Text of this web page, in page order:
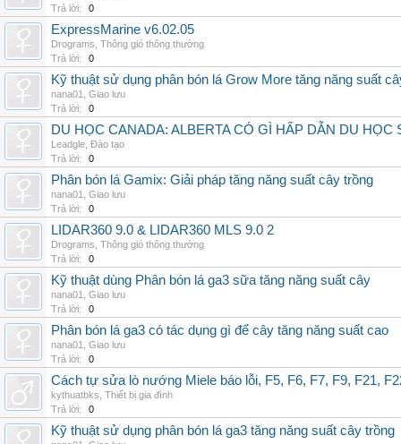
Trả lời:
0
ExpressMarine v6.02.05
Drograms Thông gió thông thường
Trả lời:
0
Kỹ thuật sử dụng phân bón lá Grow More tăng năng suất
nana01
Giao lưu
Trả lời:
0
DU HỌC CANADA: ALBERTA CÓ GÌ HẤP DẪN DU HỌC
Leadgle Đào tạo
Trả lời:
0
Phân bón lá Gamix: Giải pháp tăng năng suất cây trồng
nana01
Giao lưu
Trả lời:
0
LIDAR360 9.0 & LIDAR360 MLS 9.0 2
Drograms Thông gió thông thường
Trả lời:
0
Kỹ thuật dùng Phân bón lá ga3 sữa tăng năng suất cây
nana01
Giao lưu
Trả lời:
0
Phân bón lá ga3 có tác dụng gì để cây tăng năng suất cao
nana01
Giao lưu
Trả lời:
0
Cách tự sửa lò nướng Miele báo lỗi, F5, F6, F7, F9, F21,
kythuatbks Thiết bị gia đình
Trả lời:
0
Kỹ thuật sử dụng phân bón lá ga3 tăng năng suất cây trồng